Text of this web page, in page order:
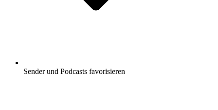
Sender und Podcasts favorisieren